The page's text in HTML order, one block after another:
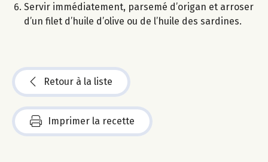
Servir immédiatement, parsemé d’origan et arroser
d’un filet d’huile d’olive ou de l’huile des sardines.
Retour à la liste
Imprimer la recette